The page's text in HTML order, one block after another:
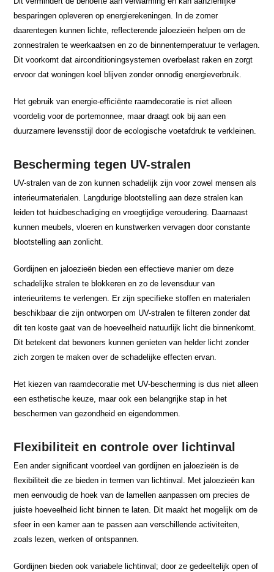
besparingen opleveren op energierekeningen. In de zomer
daarentegen kunnen lichte, reflecterende jaloezieën helpen om de
zonnestralen te weerkaatsen en zo de binnentemperatuur te verlagen.
Dit voorkomt dat airconditioningsystemen overbelast raken en zorgt
ervoor dat woningen koel blijven zonder onnodig energieverbruik.
Het gebruik van energie-efficiënte raamdecoratie is niet alleen
voordelig voor de portemonnee, maar draagt ook bij aan een
duurzamere levensstijl door de ecologische voetafdruk te verkleinen.
Bescherming tegen UV-stralen
UV-stralen van de zon kunnen schadelijk zijn voor zowel mensen als
interieurmaterialen. Langdurige blootstelling aan deze stralen kan
leiden tot huidbeschadiging en vroegtijdige veroudering. Daarnaast
kunnen meubels, vloeren en kunstwerken vervagen door constante
blootstelling aan zonlicht.
Gordijnen en jaloezieën bieden een effectieve manier om deze
schadelijke stralen te blokkeren en zo de levensduur van
interieuritems te verlengen. Er zijn specifieke stoffen en materialen
beschikbaar die zijn ontworpen om UV-stralen te filteren zonder dat
dit ten koste gaat van de hoeveelheid natuurlijk licht die binnenkomt.
Dit betekent dat bewoners kunnen genieten van helder licht zonder
zich zorgen te maken over de schadelijke effecten ervan.
Het kiezen van raamdecoratie met UV-bescherming is dus niet alleen
een esthetische keuze, maar ook een belangrijke stap in het
beschermen van gezondheid en eigendommen.
Flexibiliteit en controle over lichtinval
Een ander significant voordeel van gordijnen en jaloezieën is de
flexibiliteit die ze bieden in termen van lichtinval. Met jaloezieën kan
men eenvoudig de hoek van de lamellen aanpassen om precies de
juiste hoeveelheid licht binnen te laten. Dit maakt het mogelijk om de
sfeer in een kamer aan te passen aan verschillende activiteiten,
zoals lezen, werken of ontspannen.
Gordijnen bieden ook variabele lichtinval; door ze gedeeltelijk open of